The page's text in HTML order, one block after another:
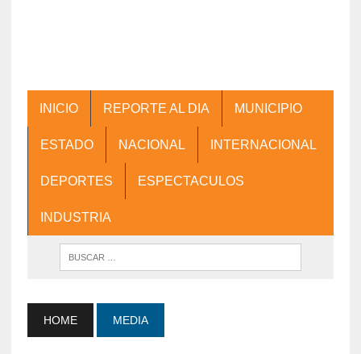
INICIO REPORTE AL DIA MUNICIPIO
ESTADO NACIONAL INTERNACIONAL
DEPORTES ESPECTACULOS
INDUSTRIA
HOME MEDIA